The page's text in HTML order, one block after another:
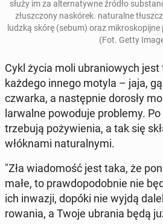
służy im za al­ter­na­tyw­ne źródło
złusz­czo­ny na­skó­rek. na­tu­ral­ne
ludzką skórę (sebum) oraz
(Fot. Getty
Cykl życia moli ubra­nio­wych jest
każdego innego motyla – jaja,
czwar­ka, a na­stęp­nie dorosły
lar­wal­ne po­wo­du­je pro­ble­my.
trze­bu­ją po­ży­wie­nia, a tak się
włók­na­mi na­tu­ral­ny­mi.
"Zła wia­do­mość jest taka, że
małe, to praw­do­po­dob­nie nie
ich inwazji, dopóki nie wyjdą
ro­wa­nia, a Twoje ubrania będą